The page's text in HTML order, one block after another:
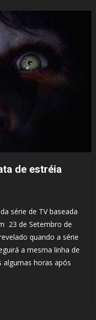
de estréia
série de TV baseada
23 de Setembro de
quando a série
a mesma linha de
algumas horas após